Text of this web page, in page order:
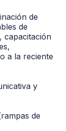
de
de
capacitación
a la reciente
y
de